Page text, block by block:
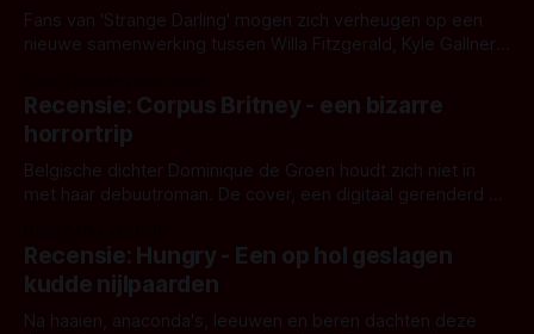
Fans van 'Strange Darling' mogen zich verheugen op een
nieuwe samenwerking tussen Willa Fitzgerald, Kyle Gallner
'Skeletons', een nieuwe creature feature waarvoor de
opnames zijn gestart in Australië.
Recensie: Corpus Britney - een bizarre
horrortrip
Belgische dichter Dominique de Groen houdt zich niet in
met haar debuutroman. De cover, een digitaal gerenderd en
achtergrond, belooft iets kleurrijks maar onheilspellends,
iets ongrijpbaars. En dat maakt De Groen met ieder woord
waar.
Recensie: Hungry - Een op hol geslagen
kudde nijlpaarden
Na haaien, anaconda's, leeuwen en beren dachten deze